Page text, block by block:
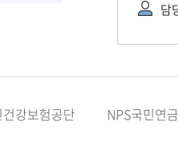
담
강보험공단 NPS국민연금